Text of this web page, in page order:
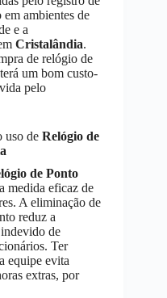
ambientes de
e a
Cristalândia.
de relógio de
um bom custo-
pelo
uso de Relógio de
de Ponto
medida eficaz de
A eliminação de
reduz a
de
Ter
equipe evita
extras, por